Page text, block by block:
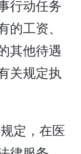
行动任务
工资、
其他待遇
关规定执
定，在医